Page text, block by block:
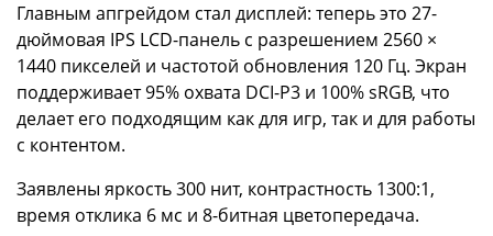
Главным апгрейдом стал дисплей: теперь это 27-
дюймовая IPS LCD-панель с разрешением 2560 ×
1440 пикселей и частотой обновления 120 Гц. Экран
поддерживает 95% охвата DCI-P3 и 100% sRGB, что
делает его подходящим как для игр, так и для работы
с контентом.
Заявлены яркость 300 нит, контрастность 1300:1,
время отклика 6 мс и 8-битная цветопередача.